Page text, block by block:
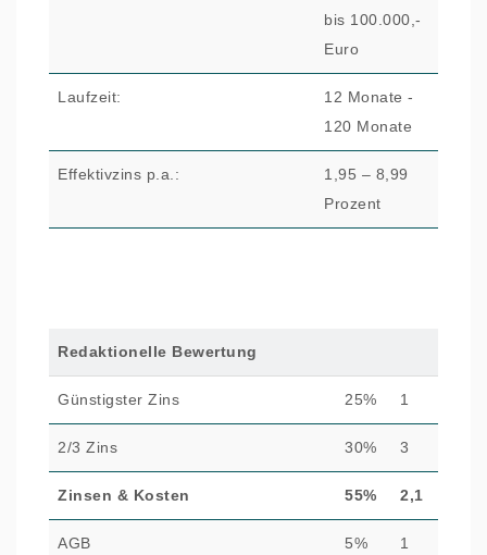
bis 100.000,-
Euro
Laufzeit:
12 Monate -
120 Monate
Effektivzins p.a.:
1,95 – 8,99
Prozent
Redaktionelle Bewertung
Günstigster Zins 25% 1
2/3 Zins 30% 3
Zinsen & Kosten 55% 2,1
AGB 5% 1